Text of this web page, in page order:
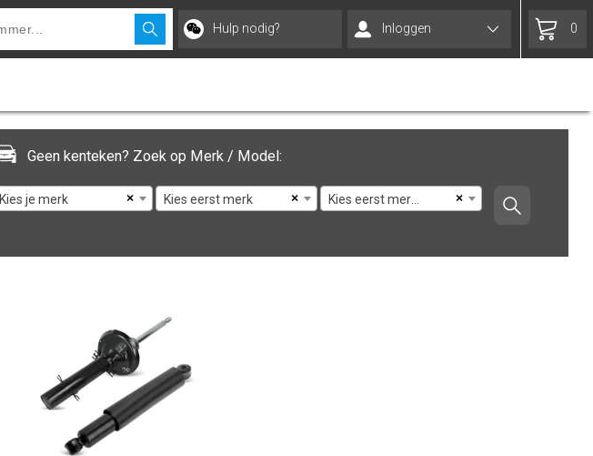
Hulp nodig? Inloggen 0
Geen kenteken? Zoek op Merk / Model:
×
Kies je merk ×
Kies eerst merk ×